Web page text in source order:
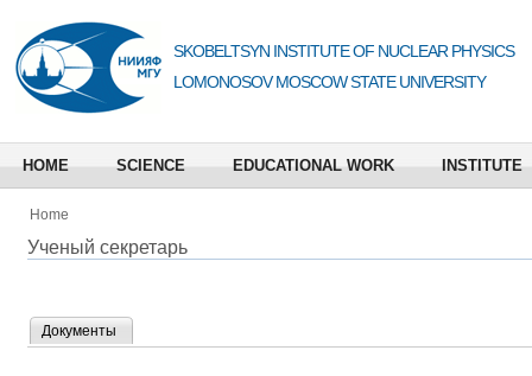
SKOBELTSYN INSTITUTE OF NUCLEAR PHYSICS
LOMONOSOV MOSCOW STATE UNIVERSITY
HOME SCIENCE EDUCATIONAL WORK INSTITUTE
Home
Ученый секретарь
Документы